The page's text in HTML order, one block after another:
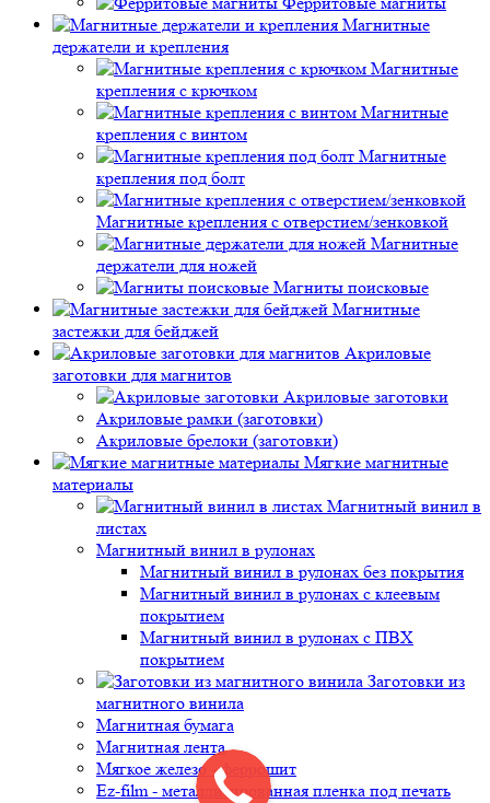
Магнитные
держатели и крепления
Магнитные
крепления с крючком
Магнитные
крепления с винтом
Магнитные
крепления под болт
Магнитные крепления с отверстием/зенковкой
Магнитные
держатели для ножей
Магниты поисковые
Магнитные
застежки для бейджей
Акриловые
заготовки для магнитов
Акриловые заготовки
Акриловые рамки (заготовки)
Акриловые брелоки (заготовки)
Мягкие магнитные
материалы
Магнитный винил в
листах
Магнитный винил в рулонах
Магнитный винил в рулонах без покрытия
Магнитный винил в рулонах с клеевым
покрытием
Магнитный винил в рулонах с ПВХ
покрытием
Заготовки из
магнитного винила
Магнитная бумага
Магнитная лента
Мягкое железо - феррошит
Ez-film - металлизированная пленка под печать